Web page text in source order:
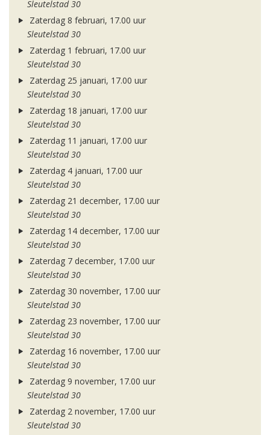
Sleutelstad 30
Zaterdag 8 februari, 17.00 uur
Sleutelstad 30
Zaterdag 1 februari, 17.00 uur
Sleutelstad 30
Zaterdag 25 januari, 17.00 uur
Sleutelstad 30
Zaterdag 18 januari, 17.00 uur
Sleutelstad 30
Zaterdag 11 januari, 17.00 uur
Sleutelstad 30
Zaterdag 4 januari, 17.00 uur
Sleutelstad 30
Zaterdag 21 december, 17.00 uur
Sleutelstad 30
Zaterdag 14 december, 17.00 uur
Sleutelstad 30
Zaterdag 7 december, 17.00 uur
Sleutelstad 30
Zaterdag 30 november, 17.00 uur
Sleutelstad 30
Zaterdag 23 november, 17.00 uur
Sleutelstad 30
Zaterdag 16 november, 17.00 uur
Sleutelstad 30
Zaterdag 9 november, 17.00 uur
Sleutelstad 30
Zaterdag 2 november, 17.00 uur
Sleutelstad 30